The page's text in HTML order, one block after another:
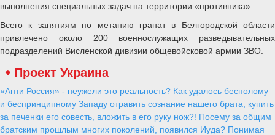
выполнения специальных задач на территории «противника».
Всего к занятиям по метанию гранат в Белгородской области
привлечено около 200 военнослужащих разведывательных
подразделений Висленской дивизии общевойсковой армии ЗВО.
Проект Украина
«Анти Россия» - неужели это реальность? Как удалось бесполому
и беспринципному Западу отравить сознание нашего брата, купить
за печенки его совесть, вложить в его руку нож?! Посему за общим
братским прошлым многих поколений, появился Иуда? Понимая